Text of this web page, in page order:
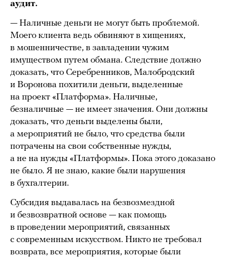
аудит.
— Наличные деньги не могут быть проблемой.
Моего клиента ведь обвиняют в хищениях,
в мошенничестве, в завладении чужим
имуществом путем обмана. Следствие должно
доказать, что Серебренников, Малобродский
и Воронова похитили деньги, выделенные
на проект «Платформа». Наличные,
безналичные — не имеет значения. Они должны
доказать, что деньги выделены были,
а мероприятий не было, что средства были
потрачены на свои собственные нужды,
а не на нужды «Платформы». Пока этого доказано
не было. Я не знаю, какие были нарушения
в бухгалтерии.
Субсидия выдавалась на безвозмездной
и безвозвратной основе — как помощь
в проведении мероприятий, связанных
с современным искусством. Никто не требовал
возврата, все мероприятия, которые были